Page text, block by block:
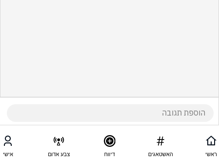
ראשי האשטאגים דיווח צבע אדום אישי